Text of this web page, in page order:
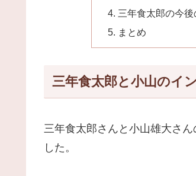
三年食太郎の今
まとめ
三年食太郎と小山のイ
三年食太郎さんと小山雄大さ
した。